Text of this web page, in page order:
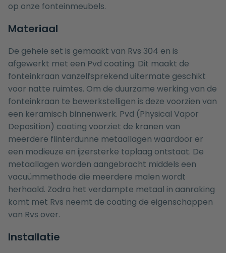
op onze fonteinmeubels.
Materiaal
De gehele set is gemaakt van Rvs 304 en is
afgewerkt met een Pvd coating. Dit maakt de
fonteinkraan vanzelfsprekend uitermate geschikt
voor natte ruimtes. Om de duurzame werking van de
fonteinkraan te bewerkstelligen is deze voorzien van
een keramisch binnenwerk. Pvd (Physical Vapor
Deposition) coating voorziet de kranen van
meerdere flinterdunne metaallagen waardoor er
een modieuze en ijzersterke toplaag ontstaat. De
metaallagen worden aangebracht middels een
vacuümmethode die meerdere malen wordt
herhaald. Zodra het verdampte metaal in aanraking
komt met Rvs neemt de coating de eigenschappen
van Rvs over.
Installatie